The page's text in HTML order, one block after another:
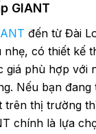
GIANT
đến từ Đài
nhẹ, có thiết kế
giá phù hợp với
Nếu bạn đang
trên thị trường
chính là lựa